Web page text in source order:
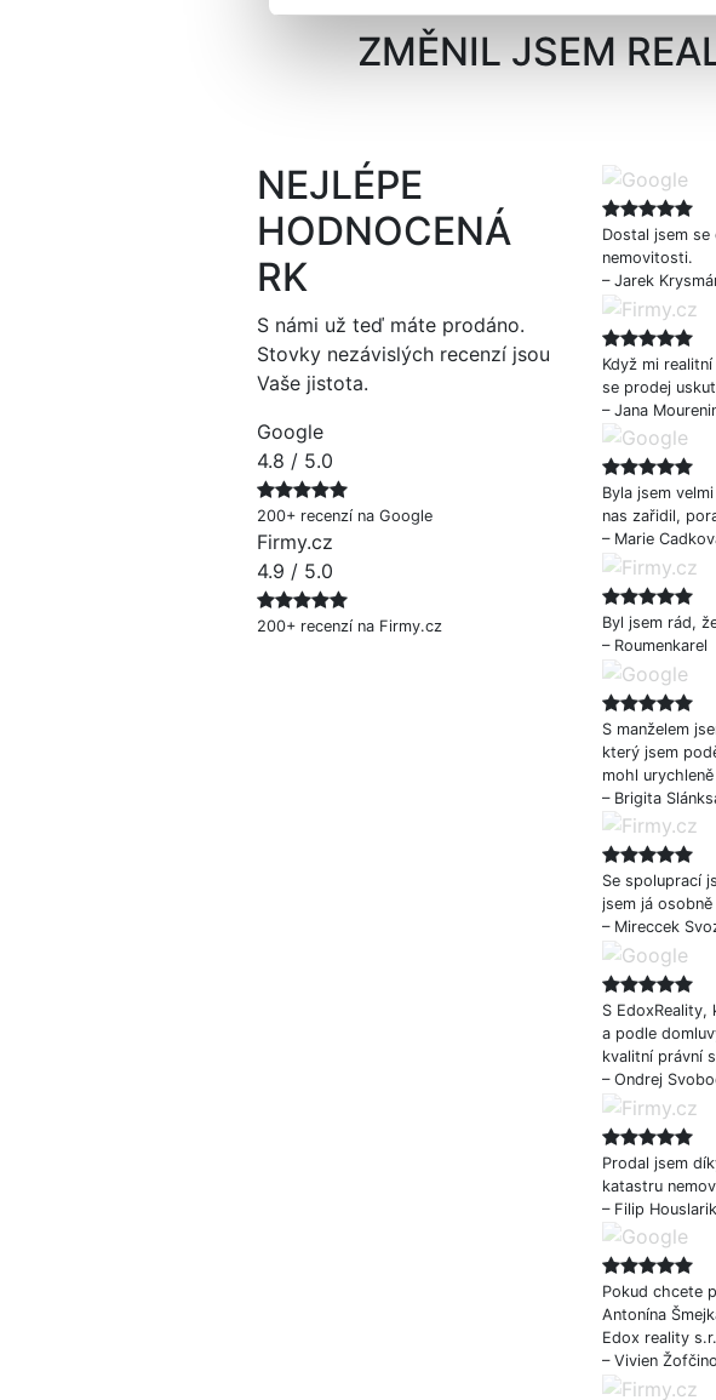
ZMĚNIL JSEM
NEJLÉPE
HODNOCENÁ
RK
S námi už teď máte prodáno.
Stovky nezávislých recenzí jsou
Vaše jistota.
Google
4.8 / 5.0
200+ recenzí na Google
Firmy.cz
4.9 / 5.0
200+ recenzí na Firmy.cz
Dostal jsem
nemovitosti.
– Jarek
Když mi
se prodej
– Jana
Byla jsem
nas zařidil,
– Marie
Byl jsem rád,
– Roumenkarel
S manželem
který jsem
mohl
– Brigita
Se spoluprací
jsem já
– Mireccek
S
a podle
kvalitní právní
– Ondrej
Prodal jsem
katastru
– Filip Houslarik
Pokud chcete
Antonína
Edox reality
– Vivien